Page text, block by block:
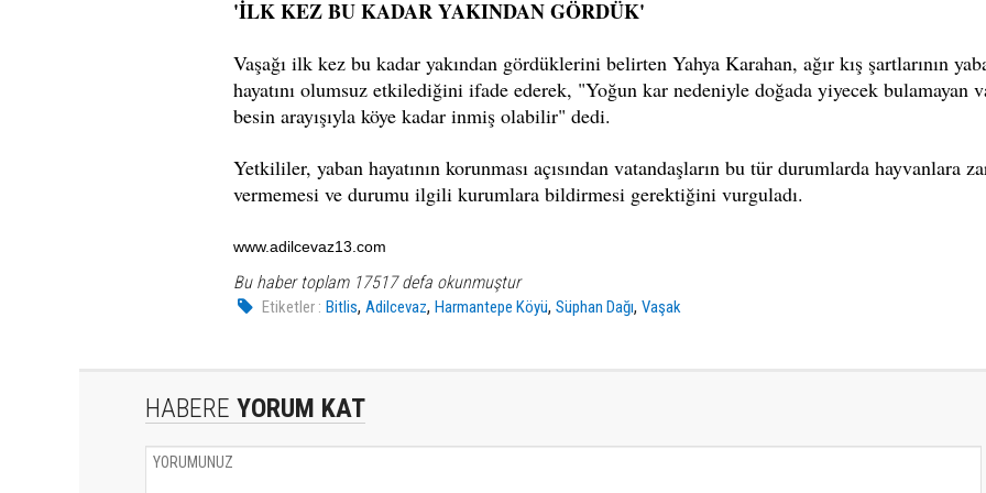
'İLK KEZ BU KADAR YAKINDAN GÖRDÜK'
Vaşağı ilk kez bu kadar yakından gördüklerini belirten Yahya Karahan, ağır kış şartlarının
hayatını olumsuz etkilediğini ifade ederek, "Yoğun kar nedeniyle doğada yiyecek bulamayan
besin arayışıyla köye kadar inmiş olabilir" dedi.
Yetkililer, yaban hayatının korunması açısından vatandaşların bu tür durumlarda hayvanlara
vermemesi ve durumu ilgili kurumlara bildirmesi gerektiğini vurguladı.
www.adilcevaz13.com
Bu haber toplam 17517 defa okunmuştur
Etiketler : Bitlis,Adilcevaz,Harmantepe Köyü,Süphan Dağı,Vaşak
HABERE YORUM KAT